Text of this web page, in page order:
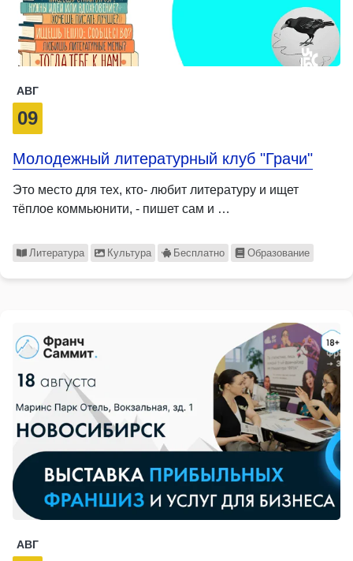
АВГ
09
Молодежный литературный клуб "Грачи"
Это место для тех, кто- любит литературу и ищет
тёплое коммьюнити, - пишет сам и …
Литература Культура Бесплатно Образование
АВГ